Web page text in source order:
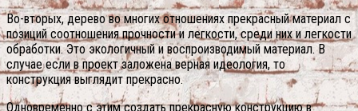
Во-вторых, дерево во многих отношениях прекрасный материал с
позиций соотношения прочности и легкости, среди них и легкости
обработки. Это экологичный и воспроизводимый материал. В
случае если в проект заложена верная идеология, то
конструкция выглядит прекрасно.
Одновременно с этим создать прекрасную конструкцию в